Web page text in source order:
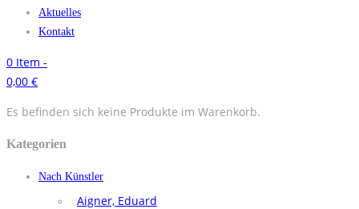
Aktuelles
Kontakt
0 Item -
0,00 €
Es befinden sich keine Produkte im Warenkorb.
Kategorien
Nach Künstler
Aigner, Eduard